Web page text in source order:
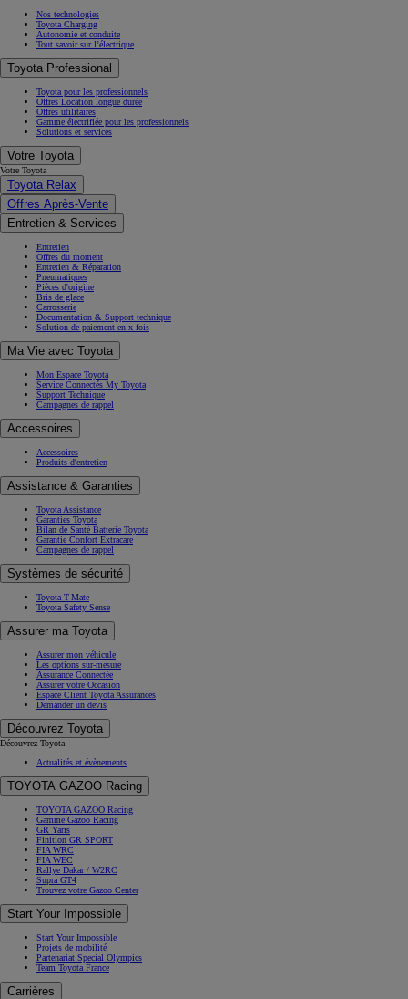
Nos technologies
Toyota Charging
Autonomie et conduite
Tout savoir sur l’électrique
Toyota Professional
Toyota pour les professionnels
Offres Location longue durée
Offres utilitaires
Gamme électrifiée pour les professionnels
Solutions et services
Votre Toyota
Votre Toyota
Toyota Relax
Offres Après-Vente
Entretien & Services
Entretien
Offres du moment
Entretien & Réparation
Pneumatiques
Pièces d'origine
Bris de glace
Carrosserie
Documentation & Support technique
Solution de paiement en x fois
Ma Vie avec Toyota
Mon Espace Toyota
Service Connectés My Toyota
Support Technique
Campagnes de rappel
Accessoires
Accessoires
Produits d'entretien
Assistance & Garanties
Toyota Assistance
Garanties Toyota
Bilan de Santé Batterie Toyota
Garantie Confort Extracare
Campagnes de rappel
Systèmes de sécurité
Toyota T-Mate
Toyota Safety Sense
Assurer ma Toyota
Assurer mon véhicule
Les options sur-mesure
Assurance Connectée
Assurer votre Occasion
Espace Client Toyota Assurances
Demander un devis
Découvrez Toyota
Découvrez Toyota
Actualités et évènements
TOYOTA GAZOO Racing
TOYOTA GAZOO Racing
Gamme Gazoo Racing
GR Yaris
Finition GR SPORT
FIA WRC
FIA WEC
Rallye Dakar / W2RC
Supra GT4
Trouvez votre Gazoo Center
Start Your Impossible
Start Your Impossible
Projets de mobilité
Partenariat Special Olympics
Team Toyota France
Carrières